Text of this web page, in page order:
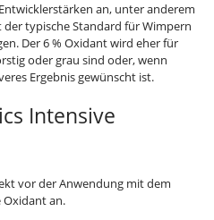
an, unter anderem
der typische Standard für Wimpern
Der 6 % Oxidant wird eher für
oder grau sind oder, wenn
Ergebnis gewünscht ist.
Intensive
vor der Anwendung mit dem
Oxidant an.